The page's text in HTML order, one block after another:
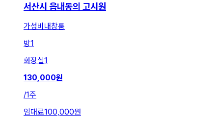
서산시 읍내동의 고시원
가성비내창룸
방1
화장실1
130,000원
/1주
임대료100,000원